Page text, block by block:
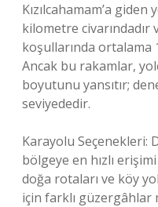
Kızılcahamam’a
kilometre
koşullarında ortalama
Ancak bu rakamlar,
boyutunu yansıtır;
seviyededir.
Karayolu Seçenekleri:
bölgeye en hızlı
doğa rotaları ve köy
için farklı güzergâhlar